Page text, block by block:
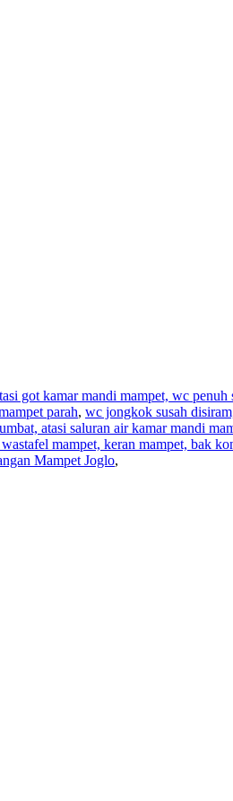
got kamar mandi mampet, wc penuh
parah, wc jongkok susah
atasi saluran air kamar mandi
mampet, keran mampet, bak
Mampet Joglo,